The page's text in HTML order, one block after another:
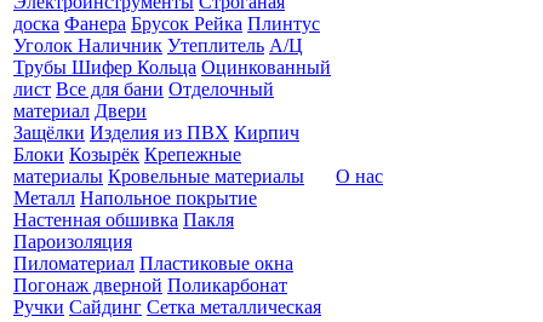
доска Фанера Брусок Рейка Плинтус
Уголок Наличник Утеплитель А/Ц
Трубы Шифер Кольца Оцинкованный
лист Все для бани Отделочный
материал Двери
Защёлки Изделия из ПВХ Кирпич
Блоки Козырёк Крепежные
материалы Кровельные материалы
Металл Напольное покрытие
Настенная обшивка Пакля
Пароизоляция
Пиломатериал Пластиковые окна
Погонаж дверной Поликарбонат
Ручки Сайдинг Сетка металлическая
О нас